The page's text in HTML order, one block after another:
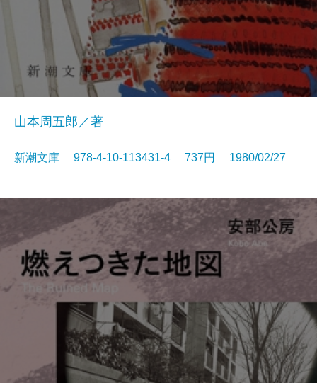
山本周五郎／著
新潮文庫 978-4-10-113431-4 737円 1980/02/27